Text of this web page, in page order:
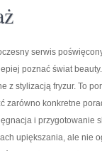
serwis
poznać świat
z stylizacją fryzur. To
zarówno konkretne
i przygotowanie
upiększania, ale nie